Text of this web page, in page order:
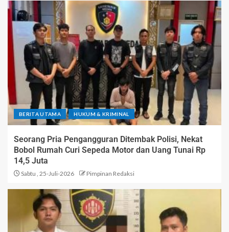
BERITA UTAMA HUKUM & KRIMINAL
Seorang Pria Pengangguran Ditembak Polisi, Nekat
Bobol Rumah Curi Sepeda Motor dan Uang Tunai Rp
14,5 Juta
Sabtu , 25-Juli-2026 Pimpinan Redaksi